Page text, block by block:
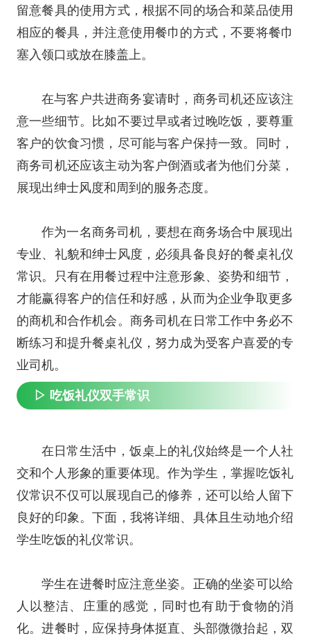
留意餐具的使用方式，根据不同的场合和菜品使用
相应的餐具，并注意使用餐巾的方式，不要将餐巾
塞入领口或放在膝盖上。
在与客户共进商务宴请时，商务司机还应该注
意一些细节。比如不要过早或者过晚吃饭，要尊重
客户的饮食习惯，尽可能与客户保持一致。同时，
商务司机还应该主动为客户倒酒或者为他们分菜，
展现出绅士风度和周到的服务态度。
作为一名商务司机，要想在商务场合中展现出
专业、礼貌和绅士风度，必须具备良好的餐桌礼仪
常识。只有在用餐过程中注意形象、姿势和细节，
才能赢得客户的信任和好感，从而为企业争取更多
的商机和合作机会。商务司机在日常工作中务必不
断练习和提升餐桌礼仪，努力成为受客户喜爱的专
业司机。
▷ 吃饭礼仪双手常识
在日常生活中，饭桌上的礼仪始终是一个人社
交和个人形象的重要体现。作为学生，掌握吃饭礼
仪常识不仅可以展现自己的修养，还可以给人留下
良好的印象。下面，我将详细、具体且生动地介绍
学生吃饭的礼仪常识。
学生在进餐时应注意坐姿。正确的坐姿可以给
人以整洁、庄重的感觉，同时也有助于食物的消
化。进餐时，应保持身体挺直、头部微微抬起，双